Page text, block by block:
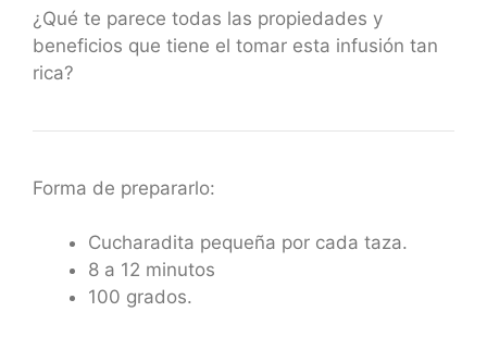
¿Qué te parece todas las propiedades y
beneficios que tiene el tomar esta infusión tan
rica?
Forma de prepararlo:
Cucharadita pequeña por cada taza.
8 a 12 minutos
100 grados.